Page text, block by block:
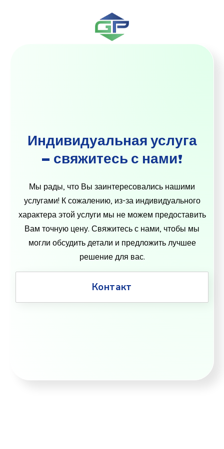
Индивидуальная услуга
– свяжитесь с нами!
Мы рады, что Вы заинтересовались нашими
услугами! К сожалению, из-за индивидуального
характера этой услуги мы не можем предоставить
Вам точную цену. Свяжитесь с нами, чтобы мы
могли обсудить детали и предложить лучшее
решение для вас.
Контакт